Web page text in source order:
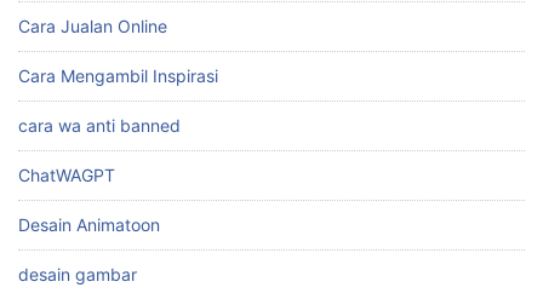
Cara Jualan Online
Cara Mengambil Inspirasi
cara wa anti banned
ChatWAGPT
Desain Animatoon
desain gambar